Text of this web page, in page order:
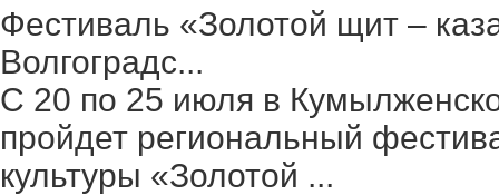
Фестиваль «Золотой щит –
Волгоградс...
С 20 по 25 июля в
пройдет региональный
культуры «Золотой ...